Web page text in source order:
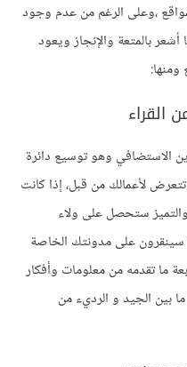
،وعلى الرغم من عدم وجود
بالمتعة والإنجاز ويعود
ومنها:
الاستضافي وهو توسيع دائرة
لأعمالك من قبل، إذا كانت
ستحصل على ولاء
سينقرون على مدونتك الخاصة
ما تقدمه من معلومات وأفكار
بين الجيد و الرديء من